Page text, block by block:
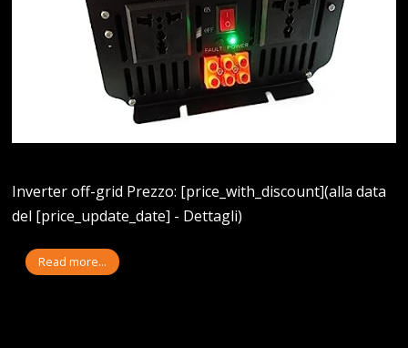
Inverter off-grid Prezzo: [price_with_discount](alla data
del [price_update_date] - Dettagli)
Read more...